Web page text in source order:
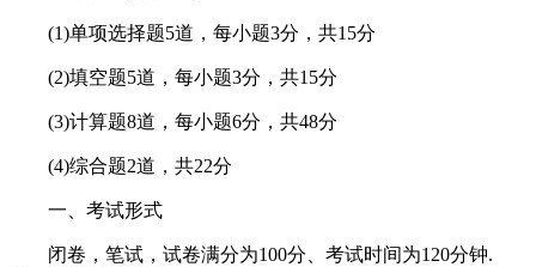
(1)单项选择题5道，每小题3分，共15分
(2)填空题5道，每小题3分，共15分
(3)计算题8道，每小题6分，共48分
(4)综合题2道，共22分
一、考试形式
闭卷，笔试，试卷满分为100分、考试时间为120分钟.